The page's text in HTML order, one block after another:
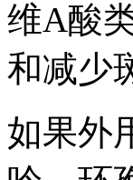
维A酸
和减少
如果外